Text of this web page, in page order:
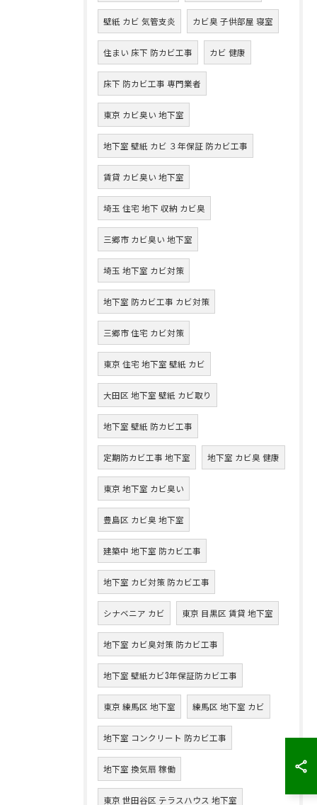
壁紙 カビ 気管支炎 カビ臭 子供部屋 寝室
住まい 床下 防カビ工事 カビ 健康
床下 防カビ工事 専門業者
東京 カビ臭い 地下室
地下室 壁紙 カビ ３年保証 防カビ工事
賃貸 カビ臭い 地下室
埼玉 住宅 地下 収納 カビ臭
三郷市 カビ臭い 地下室
埼玉 地下室 カビ対策
地下室 防カビ工事 カビ対策
三郷市 住宅 カビ対策
東京 住宅 地下室 壁紙 カビ
大田区 地下室 壁紙 カビ取り
地下室 壁紙 防カビ工事
定期防カビ工事 地下室 地下室 カビ臭 健康
東京 地下室 カビ臭い
豊島区 カビ臭 地下室
建築中 地下室 防カビ工事
地下室 カビ対策 防カビ工事
シナベニア カビ 東京 目黒区 賃貸 地下室
地下室 カビ臭対策 防カビ工事
地下室 壁紙カビ3年保証防カビ工事
東京 練馬区 地下室 練馬区 地下室 カビ
地下室 コンクリート 防カビ工事
地下室 換気扇 稼働
東京 世田谷区 テラスハウス 地下室